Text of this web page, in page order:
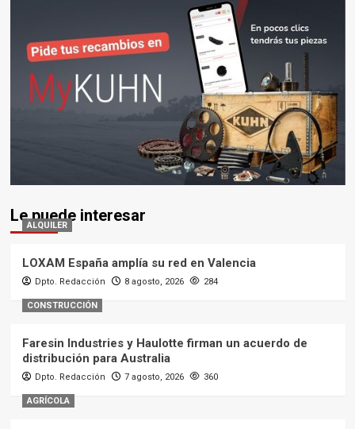
Le puede interesar
ALQUILER
LOXAM España amplía su red en Valencia
Dpto. Redacción 8 agosto, 2026 284
CONSTRUCCIÓN
Faresin Industries y Haulotte firman un acuerdo de
distribución para Australia
Dpto. Redacción 7 agosto, 2026 360
AGRÍCOLA